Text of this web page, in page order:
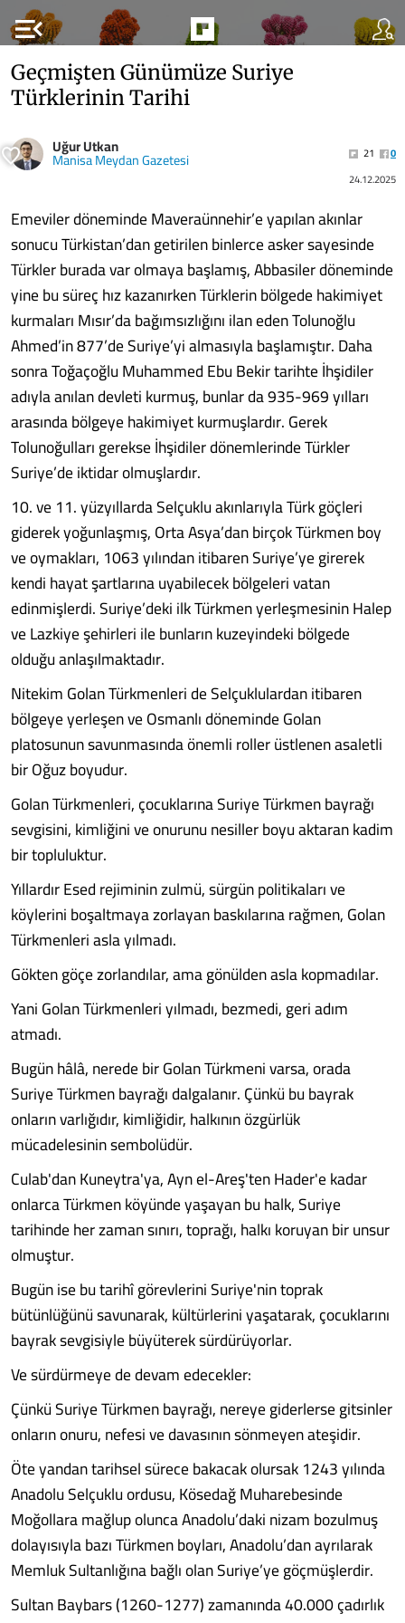
menu_open
Geçmişten Günümüze Suriye
Türklerinin Tarihi
Uğur Utkan
Manisa Meydan Gazetesi 21
0
24.12.2025
Emeviler döneminde Maveraünnehir’e yapılan akınlar
sonucu Türkistan’dan getirilen binlerce asker sayesinde
Türkler burada var olmaya başlamış, Abbasiler döneminde
yine bu süreç hız kazanırken Türklerin bölgede hakimiyet
kurmaları Mısır’da bağımsızlığını ilan eden Tolunoğlu
Ahmed’in 877’de Suriye’yi almasıyla başlamıştır. Daha
sonra Toğaçoğlu Muhammed Ebu Bekir tarihte İhşidiler
adıyla anılan devleti kurmuş, bunlar da 935-969 yılları
arasında bölgeye hakimiyet kurmuşlardır. Gerek
Tolunoğulları gerekse İhşidiler dönemlerinde Türkler
Suriye’de iktidar olmuşlardır.
10. ve 11. yüzyıllarda Selçuklu akınlarıyla Türk göçleri
giderek yoğunlaşmış, Orta Asya’dan birçok Türkmen boy
ve oymakları, 1063 yılından itibaren Suriye’ye girerek
kendi hayat şartlarına uyabilecek bölgeleri vatan
edinmişlerdi. Suriye’deki ilk Türkmen yerleşmesinin Halep
ve Lazkiye şehirleri ile bunların kuzeyindeki bölgede
olduğu anlaşılmaktadır.
Nitekim Golan Türkmenleri de Selçuklulardan itibaren
bölgeye yerleşen ve Osmanlı döneminde Golan
platosunun savunmasında önemli roller üstlenen asaletli
bir Oğuz boyudur.
Golan Türkmenleri, çocuklarına Suriye Türkmen bayrağı
sevgisini, kimliğini ve onurunu nesiller boyu aktaran kadim
bir topluluktur.
Yıllardır Esed rejiminin zulmü, sürgün politikaları ve
köylerini boşaltmaya zorlayan baskılarına rağmen, Golan
Türkmenleri asla yılmadı.
Gökten göçe zorlandılar, ama gönülden asla kopmadılar.
Yani Golan Türkmenleri yılmadı, bezmedi, geri adım
atmadı.
Bugün hâlâ, nerede bir Golan Türkmeni varsa, orada
Suriye Türkmen bayrağı dalgalanır. Çünkü bu bayrak
onların varlığıdır, kimliğidir, halkının özgürlük
mücadelesinin sembolüdür.
Culab'dan Kuneytra'ya, Ayn el-Areş'ten Hader'e kadar
onlarca Türkmen köyünde yaşayan bu halk, Suriye
tarihinde her zaman sınırı, toprağı, halkı koruyan bir unsur
olmuştur.
Bugün ise bu tarihî görevlerini Suriye'nin toprak
bütünlüğünü savunarak, kültürlerini yaşatarak, çocuklarını
bayrak sevgisiyle büyüterek sürdürüyorlar.
Ve sürdürmeye de devam edecekler:
Çünkü Suriye Türkmen bayrağı, nereye giderlerse gitsinler
onların onuru, nefesi ve davasının sönmeyen ateşidir.
Öte yandan tarihsel sürece bakacak olursak 1243 yılında
Anadolu Selçuklu ordusu, Kösedağ Muharebesinde
Moğollara mağlup olunca Anadolu’daki nizam bozulmuş
dolayısıyla bazı Türkmen boyları, Anadolu’dan ayrılarak
Memluk Sultanlığına bağlı olan Suriye’ye göçmüşlerdir.
Sultan Baybars (1260-1277) zamanında 40.000 çadırlık